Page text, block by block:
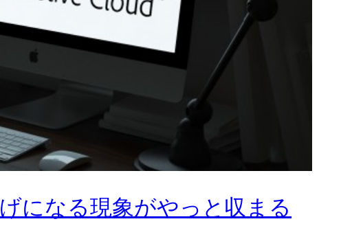
になる現象がやっと収まる